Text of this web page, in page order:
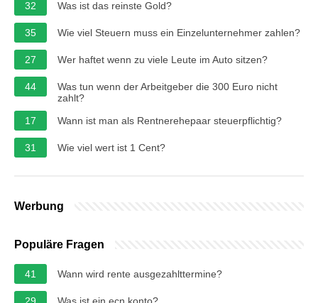
32 Was ist das reinste Gold?
35 Wie viel Steuern muss ein Einzelunternehmer zahlen?
27 Wer haftet wenn zu viele Leute im Auto sitzen?
44
Was tun wenn der Arbeitgeber die 300 Euro nicht
zahlt?
17
Wann ist man als Rentnerehepaar steuerpflichtig?
31 Wie viel wert ist 1 Cent?
Werbung
Populäre Fragen
41 Wann wird rente ausgezahlttermine?
29 Was ist ein ecn konto?